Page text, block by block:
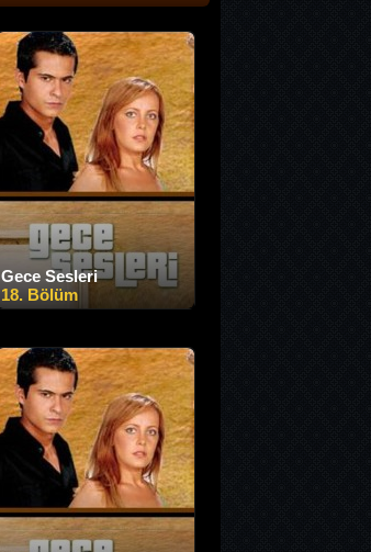
Gece Sesleri
18. Bölüm